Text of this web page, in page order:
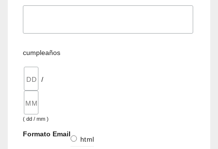
cumpleaños
/
( dd / mm )
Formato Email
html